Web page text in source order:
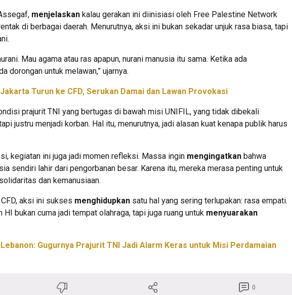
menjelaskan kalau gerakan ini diinisiasi oleh Free Palestine Network
di berbagai daerah. Menurutnya, aksi ini bukan sekadar unjuk rasa biasa, tapi
Mau agama atau ras apapun, nurani manusia itu sama. Ketika ada
dorongan untuk melawan,” ujarnya.
Turun ke CFD, Serukan Damai dan Lawan Provokasi
prajurit TNI yang bertugas di bawah misi UNIFIL, yang tidak dibekali
justru menjadi korban. Hal itu, menurutnya, jadi alasan kuat kenapa publik harus
kegiatan ini juga jadi momen refleksi. Massa ingin mengingatkan bahwa
sendiri lahir dari pengorbanan besar. Karena itu, mereka merasa penting untuk
solidaritas dan kemanusiaan.
aksi ini sukses menghidupkan satu hal yang sering terlupakan: rasa empati.
HI bukan cuma jadi tempat olahraga, tapi juga ruang untuk menyuarakan
Lebanon: Gugurnya Prajurit TNI Jadi Alarm Keras untuk Misi Perdamaian
0